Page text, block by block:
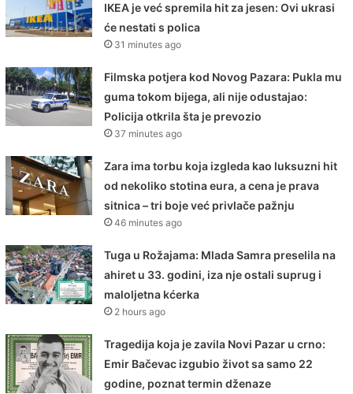
IKEA je već spremila hit za jesen: Ovi ukrasi
će nestati s polica
31 minutes ago
Filmska potjera kod Novog Pazara: Pukla mu
guma tokom bijega, ali nije odustajao:
Policija otkrila šta je prevozio
37 minutes ago
Zara ima torbu koja izgleda kao luksuzni hit
od nekoliko stotina eura, a cena je prava
sitnica – tri boje već privlače pažnju
46 minutes ago
Tuga u Rožajama: Mlada Samra preselila na
ahiret u 33. godini, iza nje ostali suprug i
maloljetna kćerka
2 hours ago
Tragedija koja je zavila Novi Pazar u crno:
Emir Bačevac izgubio život sa samo 22
godine, poznat termin dženaze